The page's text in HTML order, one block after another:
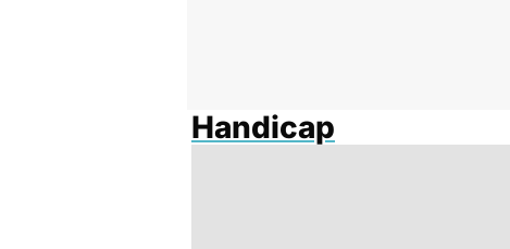
Handicap